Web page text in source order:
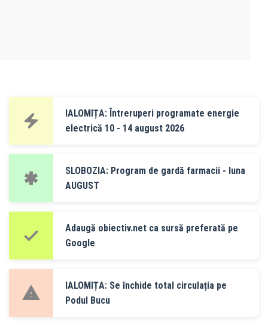
IALOMIȚA: Întreruperi programate energie
electrică 10 - 14 august 2026
SLOBOZIA: Program de gardă farmacii - luna
AUGUST
Adaugă obiectiv.net ca sursă preferată pe
Google
IALOMIȚA: Se închide total circulația pe
Podul Bucu